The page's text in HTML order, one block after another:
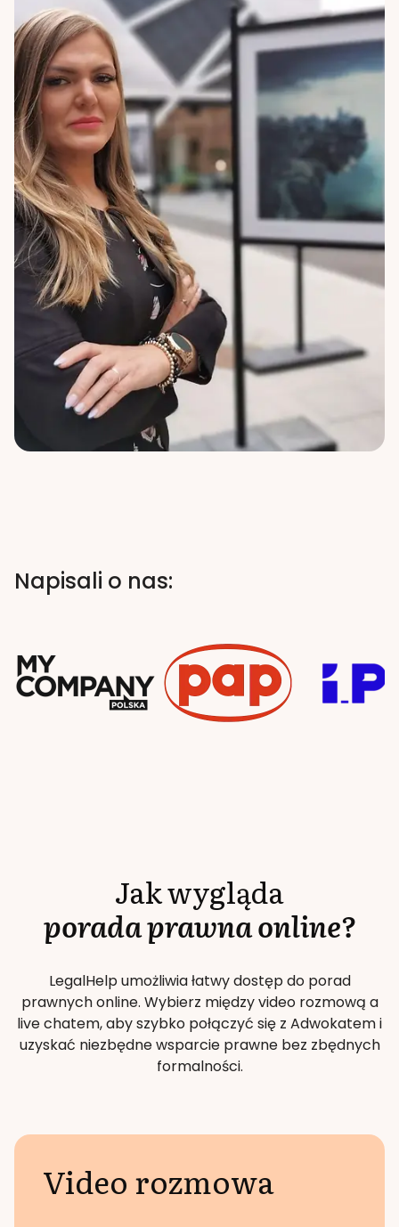
Napisali o nas:
Jak wygląda
porada prawna online?
LegalHelp umożliwia łatwy dostęp do porad
prawnych online. Wybierz między video rozmową a
live chatem, aby szybko połączyć się z Adwokatem i
uzyskać niezbędne wsparcie prawne bez zbędnych
formalności.
Video rozmowa